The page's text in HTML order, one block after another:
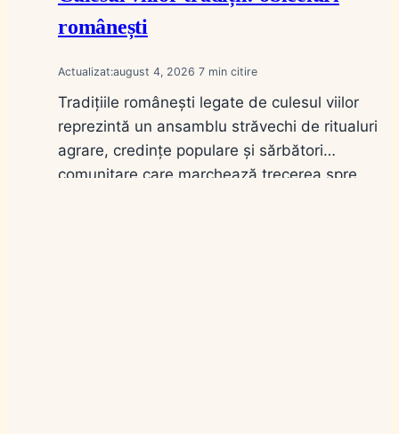
românești
Actualizat:august 4, 2026 7
Tradițiile românești legate de culesul viilor
reprezintă un ansamblu străvechi de ritualuri
agrare, credințe populare și sărbători
comunitare care marchează trecerea spre